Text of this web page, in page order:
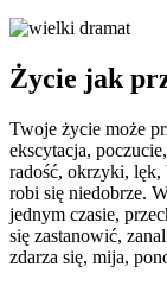
Życie jak
Twoje życie może
ekscytacja,
radość, okrzyki, lęk,
robi się niedobrze.
jednym czasie,
się zastanowić,
zdarza się, mija,